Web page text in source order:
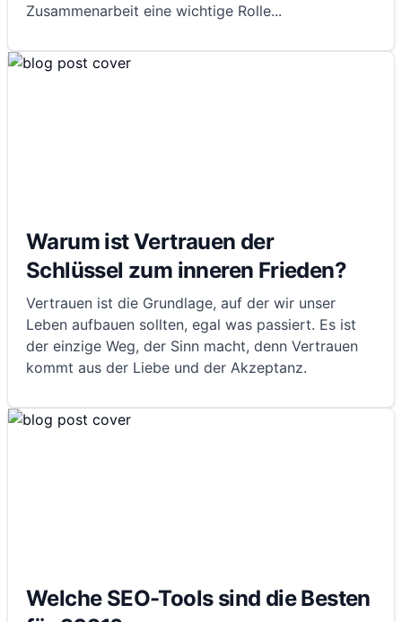
Zusammenarbeit eine wichtige Rolle...
Warum ist Vertrauen der
Schlüssel zum inneren Frieden?
Vertrauen ist die Grundlage, auf der wir unser
Leben aufbauen sollten, egal was passiert. Es ist
der einzige Weg, der Sinn macht, denn Vertrauen
kommt aus der Liebe und der Akzeptanz.
Welche SEO-Tools sind die Besten